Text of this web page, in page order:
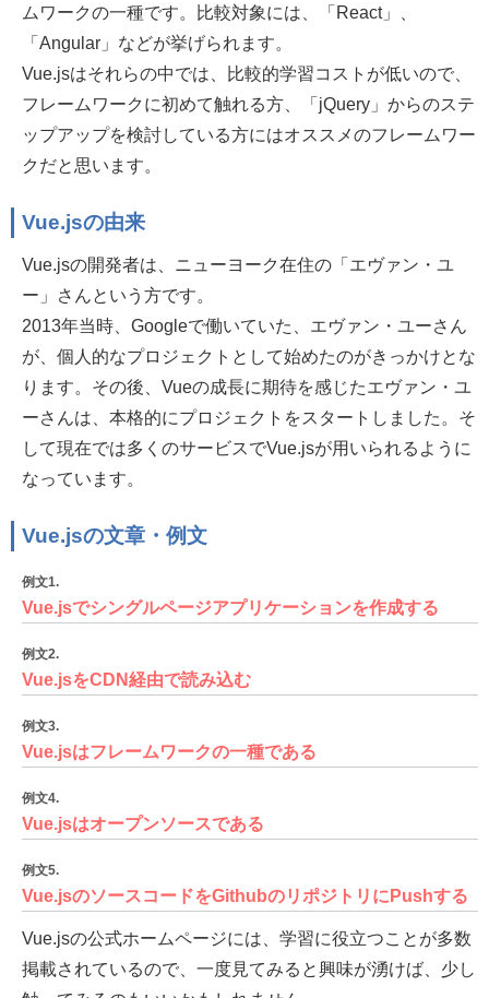
ムワークの一種です。比較対象には、「React」、
「Angular」などが挙げられます。
Vue.jsはそれらの中では、比較的学習コストが低いので、
フレームワークに初めて触れる方、「jQuery」からのステ
ップアップを検討している方にはオススメのフレームワー
クだと思います。
Vue.jsの由来
Vue.jsの開発者は、ニューヨーク在住の「エヴァン・ユ
ー」さんという方です。
2013年当時、Googleで働いていた、エヴァン・ユーさん
が、個人的なプロジェクトとして始めたのがきっかけとな
ります。その後、Vueの成長に期待を感じたエヴァン・ユ
ーさんは、本格的にプロジェクトをスタートしました。そ
して現在では多くのサービスでVue.jsが用いられるように
なっています。
Vue.jsの文章・例文
例文1.
Vue.jsでシングルページアプリケーションを作成する
例文2.
Vue.jsをCDN経由で読み込む
例文3.
Vue.jsはフレームワークの一種である
例文4.
Vue.jsはオープンソースである
例文5.
Vue.jsのソースコードをGithubのリポジトリにPushする
Vue.jsの公式ホームページには、学習に役立つことが多数
掲載されているので、一度見てみると興味が湧けば、少し